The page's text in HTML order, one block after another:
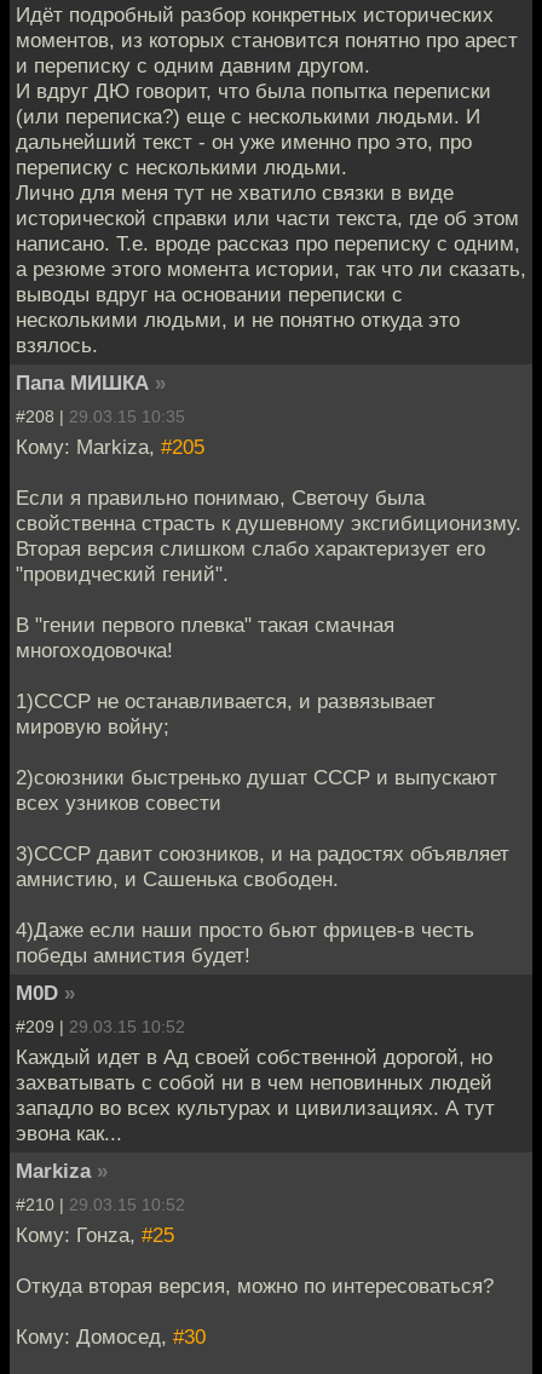
Идёт подробный разбор конкретных исторических
моментов, из которых становится понятно про арест
и переписку с одним давним другом.
И вдруг ДЮ говорит, что была попытка переписки
(или переписка?) еще с несколькими людьми. И
дальнейший текст - он уже именно про это, про
переписку с несколькими людьми.
Лично для меня тут не хватило связки в виде
исторической справки или части текста, где об этом
написано. Т.е. вроде рассказ про переписку с одним,
а резюме этого момента истории, так что ли сказать,
выводы вдруг на основании переписки с
несколькими людьми, и не понятно откуда это
взялось.
Папа МИШКА »
#208 | 29.03.15 10:35
Кому: Markiza, #205
Если я правильно понимаю, Светочу была
свойственна страсть к душевному эксгибиционизму.
Вторая версия слишком слабо характеризует его
"провидческий гений".
В "гении первого плевка" такая смачная
многоходовочка!
1)СССР не останавливается, и развязывает
мировую войну;
2)союзники быстренько душат СССР и выпускают
всех узников совести
3)СССР давит союзников, и на радостях объявляет
амнистию, и Сашенька свободен.
4)Даже если наши просто бьют фрицев-в честь
победы амнистия будет!
M0D »
#209 | 29.03.15 10:52
Каждый идет в Ад своей собственной дорогой, но
захватывать с собой ни в чем неповинных людей
западло во всех культурах и цивилизациях. А тут
эвона как...
Markiza »
#210 | 29.03.15 10:52
Кому: Гонzа, #25
Откуда вторая версия, можно по интересоваться?
Кому: Домосед, #30